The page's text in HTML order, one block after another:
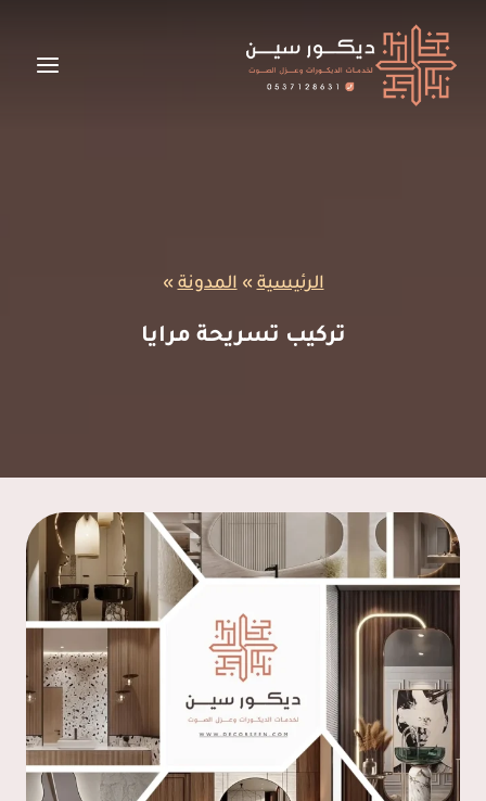
المحتوى
الرئيسية»المدونة»
تركيب تسريحة مرايا